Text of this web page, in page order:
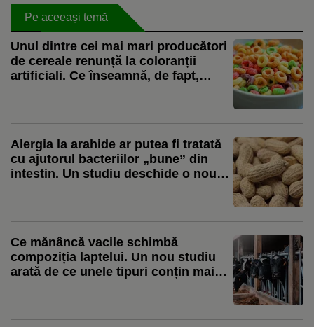
Pe aceeași temă
Unul dintre cei mai mari producători
de cereale renunță la coloranții
artificiali. Ce înseamnă, de fapt,
Alergia la arahide ar putea fi tratată
cu ajutorul bacteriilor „bune” din
intestin. Un studiu deschide o nouă
Ce mănâncă vacile schimbă
compoziția laptelui. Un nou studiu
arată de ce unele tipuri conțin mai